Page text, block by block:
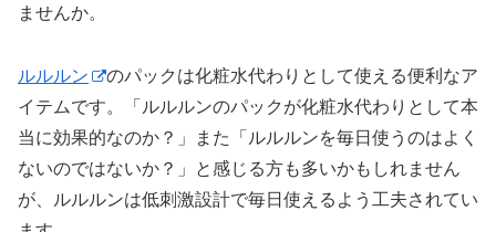
ませんか。
ルルルン
のパックは化粧水代わりとして使える便利なア
イテムです。「ルルルンのパックが化粧水代わりとして本
当に効果的なのか？」また「ルルルンを毎日使うのはよく
ないのではないか？」と感じる方も多いかもしれません
が、ルルルンは低刺激設計で毎日使えるよう工夫されてい